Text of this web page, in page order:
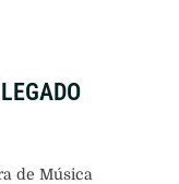
de Música